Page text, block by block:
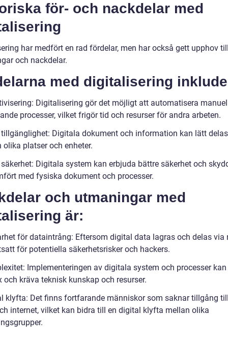
för- och nackdelar med
har medfört en rad fördelar, men har också gett upphov
och nackdelar.
med digitalisering
Digitalisering gör det möjligt att automatisera
processer, vilket frigör tid och resurser för andra arbeten.
tillgänglighet: Digitala dokument och information kan lätt
olika platser och enheter.
Digitala system kan erbjuda bättre säkerhet och
med fysiska dokument och processer.
och utmaningar med
är:
för dataintrång: Eftersom digital data lagras och delas via
för potentiella säkerhetsrisker och hackers.
Implementeringen av digitala system och processer
och kräva teknisk kunskap och resurser.
klyfta: Det finns fortfarande människor som saknar tillgång
internet, vilket kan bidra till en digital klyfta mellan olika